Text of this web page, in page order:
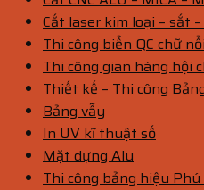
Cắt laser kim loại – sắt
Thi công biển QC chữ
Thi công gian hàng hội
Thiết kế – Thi công
Bảng vẫy
In UV kĩ thuật số
Mặt dựng Alu
Thi công bảng hiệu